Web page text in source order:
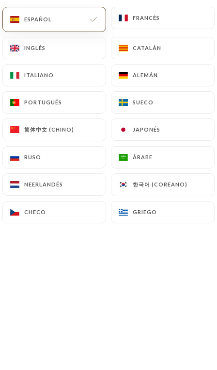
ESPAÑOL FRANCÉS
INGLÉS CATALÁN
ITALIANO ALEMÁN
PORTUGUÉS SUECO
简体中文 (CHINO) JAPONÉS
RUSO ÁRABE
NEERLANDÉS 한국어 (COREANO)
CHECO GRIEGO
ESPAÑOL FRANCÉS
INGLÉS CATALÁN
ITALIANO ALEMÁN
PORTUGUÉS SUECO
简体中文 (CHINO) JAPONÉS
RUSO ÁRABE
NEERLANDÉS 한국어 (COREANO)
CHECO GRIEGO